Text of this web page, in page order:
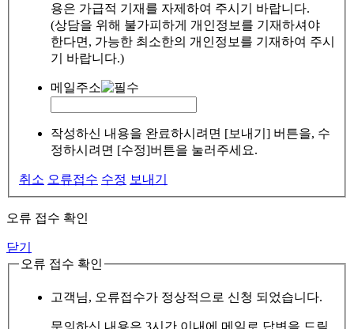
용은 가급적 기재를 자제하여 주시기 바랍니다.
(상담을 위해 불가피하게 개인정보를 기재하셔야
한다면, 가능한 최소한의 개인정보를 기재하여 주시
기 바랍니다.)
메일주소
작성하신 내용을 완료하시려면 [보내기] 버튼을, 수
정하시려면 [수정]버튼을 눌러주세요.
취소 오류접수 수정 보내기
오류 접수 확인
닫기
오류 접수 확인
고객님, 오류접수가 정상적으로 신청 되었습니다.